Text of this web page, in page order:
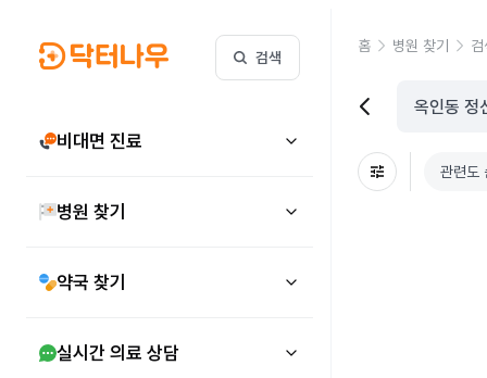
검색
비대면 진료
병원 찾기
약국 찾기
실시간 의료 상담
홈 병원 찾기
관련도